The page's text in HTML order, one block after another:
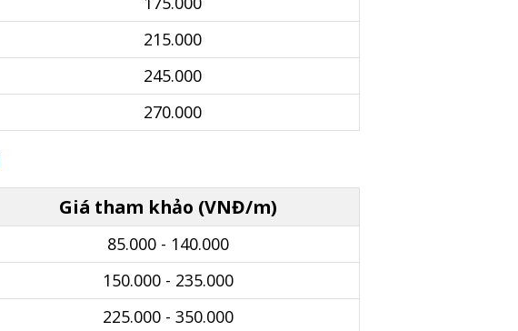
215.000
245.000
270.000
Giá tham khảo (VNĐ/m)
85.000 - 140.000
150.000 - 235.000
225.000 - 350.000